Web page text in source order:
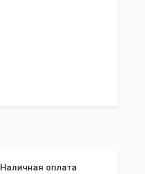
Наличная оплата